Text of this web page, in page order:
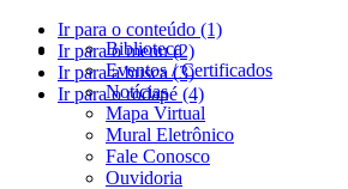
Ir para o conteúdo (1)
Ir para o menu (2)
Ir para a busca (3)
Ir para o rodapé (4)
Biblioteca
Eventos / Certificados
Notícias
Mapa Virtual
Mural Eletrônico
Fale Conosco
Ouvidoria